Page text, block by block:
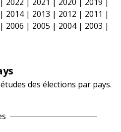
| 2014 | 2013 | 2012 | 2011 |
| 2006 | 2005 | 2004 | 2003 |
des élections par pays.